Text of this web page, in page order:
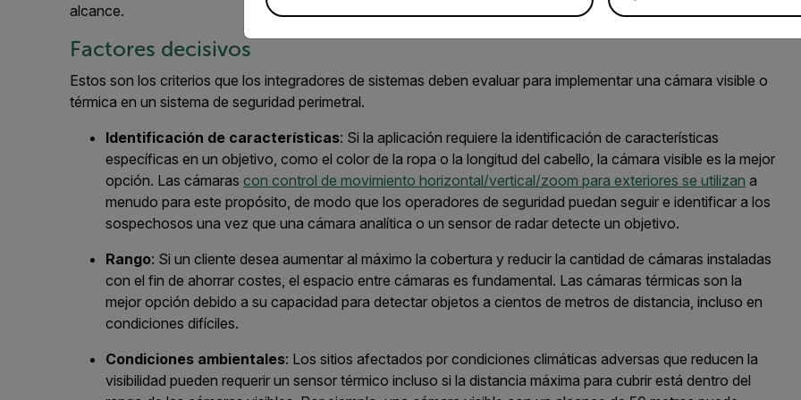
alcance.
Factores decisivos
Estos son los criterios que los integradores de sistemas deben evaluar para implementar una cámara visible o
térmica en un sistema de seguridad perimetral.
Identificación de características: Si la aplicación requiere la identificación de características
específicas en un objetivo, como el color de la ropa o la longitud del cabello la cámara visible es la mejor
opción. Las cámaras con control de movimiento horizontal/vertical/zoom para exteriores se utilizan a
menudo para este propósito, de modo que los operadores de seguridad puedan seguir e identificar a los
sospechosos una vez que una cámara analítica o un sensor de radar detecte un objetivo.
Rango: Si un cliente desea aumentar al máximo la cobertura y reducir la cantidad de cámaras instaladas
con el fin de ahorrar costes, el espacio entre cámaras es fundamental. Las cámaras térmicas son la
mejor opción debido a su capacidad para detectar objetos a cientos de metros de distancia , incluso en
condiciones difíciles.
Condiciones ambientales: Los sitios afectados por condiciones climáticas adversas que reducen la
visibilidad pueden requerir un sensor térmico incluso si la distancia máxima para cubrir está dentro del